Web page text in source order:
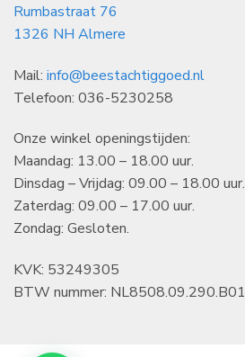
Rumbastraat 76
1326 NH Almere
Mail: info@beestachtiggoed.nl
Telefoon: 036-5230258
Onze winkel openingstijden:
Maandag: 13.00 – 18.00 uur.
Dinsdag – Vrijdag: 09.00 – 18.00 uur.
Zaterdag: 09.00 – 17.00 uur.
Zondag: Gesloten.
KVK: 53249305
BTW nummer: NL8508.09.290.B01